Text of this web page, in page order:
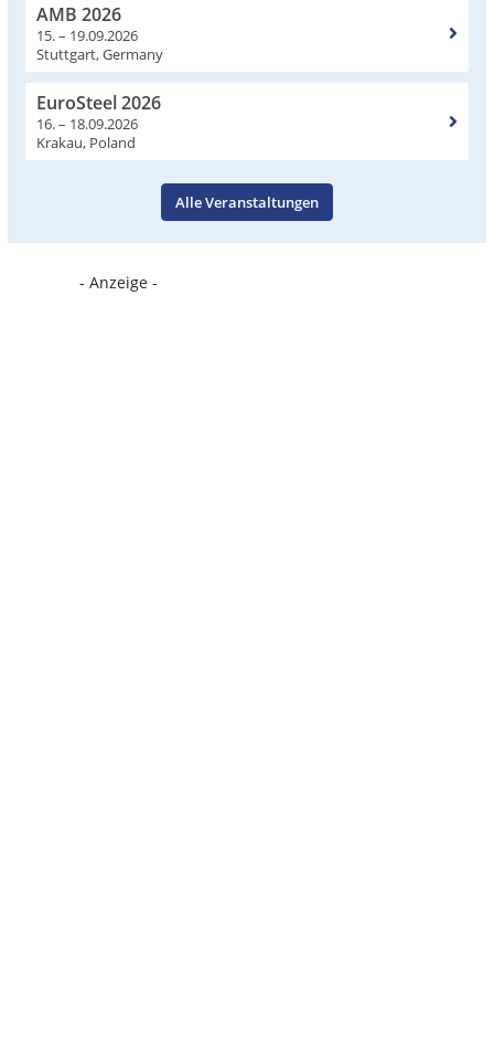
AMB 2026
15. – 19.09.2026
Stuttgart, Germany
EuroSteel 2026
16. – 18.09.2026
Krakau, Poland
Alle Veranstaltungen
- Anzeige -